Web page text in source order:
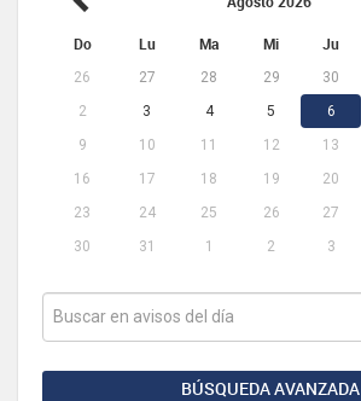
Do Lu Ma Mi Ju
26 27 28 29 30
2
3 4 5 6
9
10 11 12 13
16
17 18 19 20
23
24 25 26 27
30
31 1 2 3
BÚSQUEDA AVANZADA